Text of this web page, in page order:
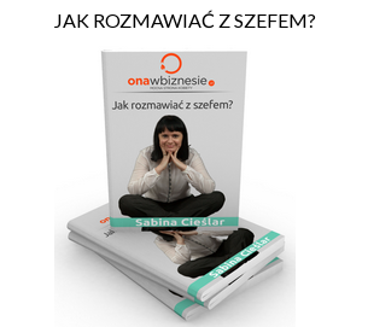
JAK ROZMAWIAĆ Z SZEFEM?